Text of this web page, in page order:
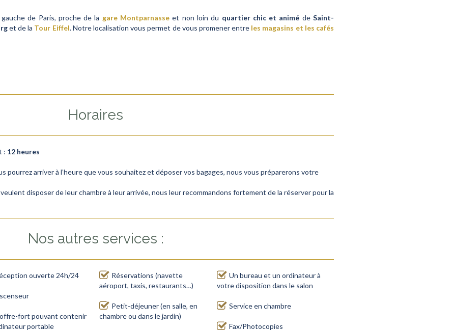
de Paris, proche de la gare Montparnasse et non loin du quartier chic et animé deSaint-
et de la Tour Eiffel. Notre localisation vous permet de vous promener entre les magasins et les cafés
Horaires
: 12 heures
pourrez arriver à l’heure que vous souhaitez et déposer vos bagages, nous vous préparerons votre
disposer de leur chambre à leur arrivée, nous leur recommandons fortement de la réserver pour la
Nos autres services :
ouverte 24h/24
fort pouvant contenir
portable
Réservations (navette
aéroport, taxis, restaurants…)
Petit-déjeuner (en salle, en
chambre ou dans le jardin)
Un bureau et un ordinateur à
votre disposition dans le salon
Service en chambre
Fax/Photocopies